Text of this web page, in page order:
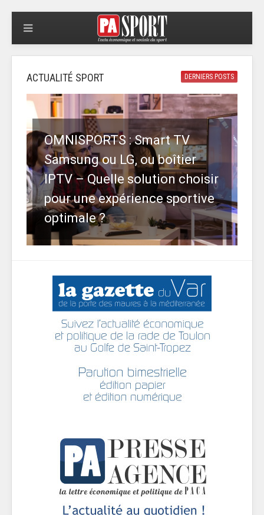
DERNIERS POSTS
ACTUALITÉ SPORT
OMNISPORTS : Smart TV
Samsung ou LG, ou boîtier
IPTV – Quelle solution choisir
pour une expérience sportive
optimale ?